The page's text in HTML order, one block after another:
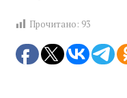
Прочитано: 93